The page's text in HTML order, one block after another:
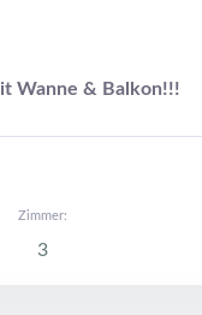
Wanne & Balkon!!!
Zimmer:
3